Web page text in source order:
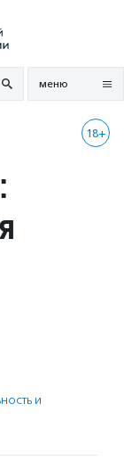
меню
18+
и